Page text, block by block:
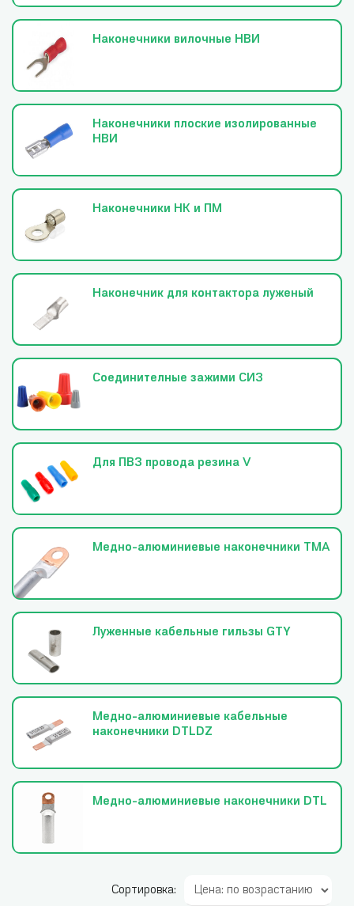
Наконечники вилочные НВИ
Наконечники плоские изолированные
НВИ
Наконечники НК и ПМ
Наконечник для контактора луженый
Соединителные зажими СИЗ
Для ПВЗ провода резина V
Медно-алюминиевые наконечники ТМА
Луженные кабельные гильзы GTY
Медно-алюминиевые кабельные
наконечники DTLDZ
Медно-алюминиевые наконечники DTL
Сортировка: